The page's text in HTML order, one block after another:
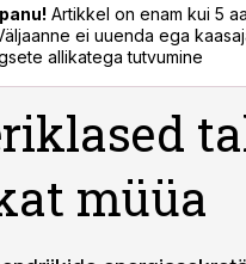
Artikkel on enam kui 5
ei uuenda ega
allikatega tutvumine
müüa